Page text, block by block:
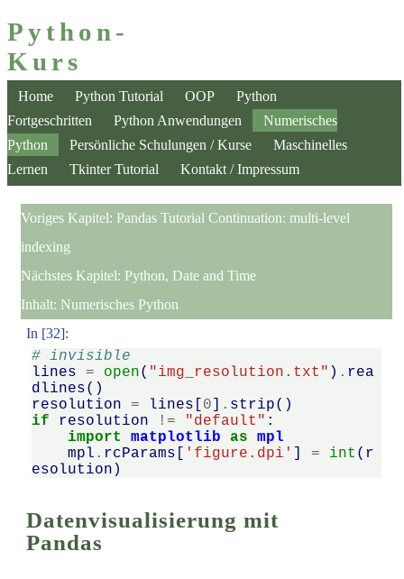
Python-
Kurs
Home Python Tutorial OOP
Python
Fortgeschritten
Python Anwendungen
Numerisches
Python
Persönliche Schulungen / Kurse
Maschinelles
Lernen
Tkinter Tutorial Kontakt / Impressum
Voriges Kapitel: Pandas Tutorial Continuation: multi-level
indexing
Nächstes Kapitel: Python, Date and Time
Inhalt: Numerisches Python
In [32]:
# invisible
lines
= open( "img_resolution.txt" ) . rea
dlines()
resolution
= lines 0 . strip()
if
resolution != "default" :
import
matplotlib as
mpl
mpl . rcParams 'figure.dpi' = int ( r
esolution )
Datenvisualisierung mit
Pandas